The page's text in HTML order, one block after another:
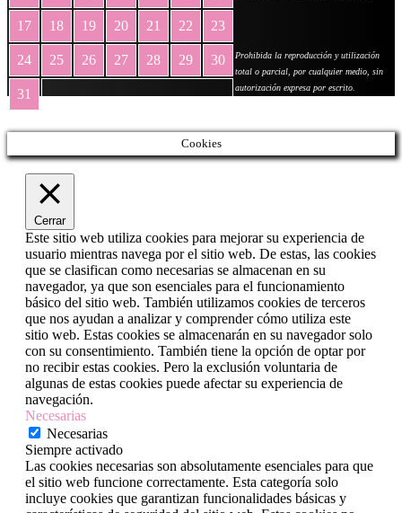
17 18 19 20 21 22 23
24 25 26 27 28 29 30
31
Prohibida la reproducción y utilización
total o parcial, por cualquier medio, sin
autorización expresa por escrito.
Cookies
Cerrar
Este sitio web utiliza cookies para mejorar su experiencia de
usuario mientras navega por el sitio web. De estas, las cookies
que se clasifican como necesarias se almacenan en su
navegador, ya que son esenciales para el funcionamiento
básico del sitio web. También utilizamos cookies de terceros
que nos ayudan a analizar y comprender cómo utiliza este
sitio web. Estas cookies se almacenarán en su navegador solo
con su consentimiento. También tiene la opción de optar por
no recibir estas cookies. Pero la exclusión voluntaria de
algunas de estas cookies puede afectar su experiencia de
navegación.
Necesarias
Necesarias
Siempre activado
Las cookies necesarias son absolutamente esenciales para que
el sitio web funcione correctamente. Esta categoría solo
incluye cookies que garantizan funcionalidades básicas y